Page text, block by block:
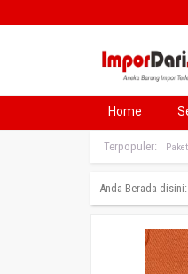
Home
Terpopuler:
Anda Berada disini: